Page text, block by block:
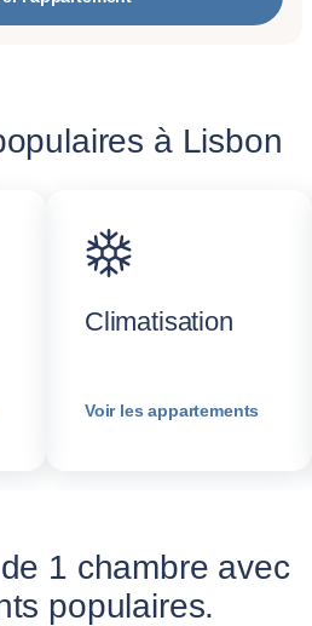
à Lisbon
Climatisation
Voir les appartements
1 chambre avec
populaires.